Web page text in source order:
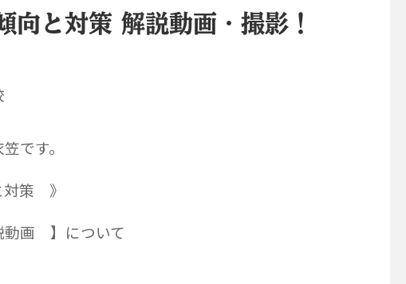
向と対策 解説動画・撮影！
です。
対策 》
について